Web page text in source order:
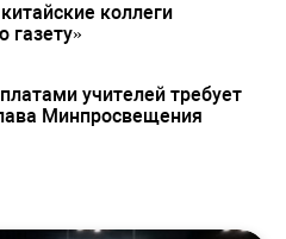
коллеги
газету»
учителей требует
Минпросвещения